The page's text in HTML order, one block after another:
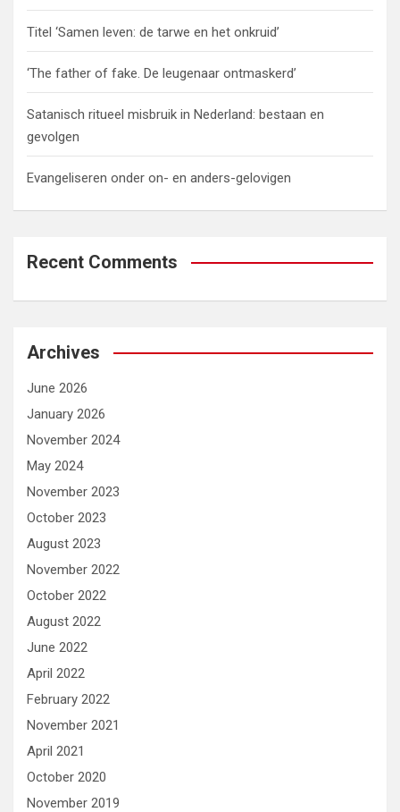
Titel ‘Samen leven: de tarwe en het onkruid’
‘The father of fake. De leugenaar ontmaskerd’
Satanisch ritueel misbruik in Nederland: bestaan en
gevolgen
Evangeliseren onder on- en anders-gelovigen
Recent Comments
Archives
June 2026
January 2026
November 2024
May 2024
November 2023
October 2023
August 2023
November 2022
October 2022
August 2022
June 2022
April 2022
February 2022
November 2021
April 2021
October 2020
November 2019